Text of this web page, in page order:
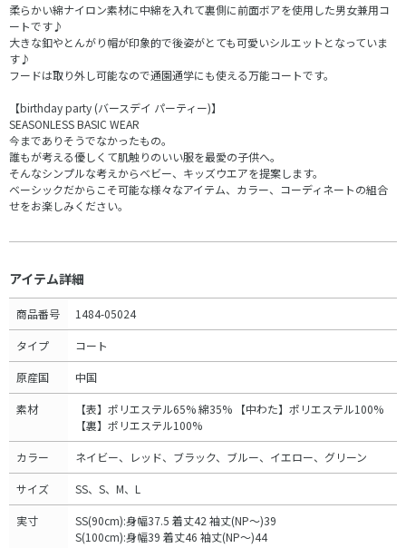
柔らかい綿ナイロン素材に中綿を入れて裏側に前面ボアを使用した男女兼用コ
ートです♪
大きな釦やとんがり帽が印象的で後姿がとても可愛いシルエットとなっていま
す♪
フードは取り外し可能なので通園通学にも使える万能コートです。
【birthday party (バースデイ パーティー)】
SEASONLESS BASIC WEAR
今までありそうでなかったもの。
誰もが考える優しくて肌触りのいい服を最愛の子供へ。
そんなシンプルな考えからベビー、キッズウエアを提案します。
ベーシックだからこそ可能な様々なアイテム、カラー、コーディネートの組合
せをお楽しみください。
アイテム詳細
商品番号 1484-05024
タイプ コート
原産国 中国
素材
【表】ポリエステル65% 綿35% 【中わた】ポリエステル100%
【裏】ポリエステル100%
カラー ネイビー、レッド、ブラック、ブルー、イエロー、グリーン
サイズ SS、S、M、L
実寸
SS(90cm):身幅37.5 着丈42 袖丈(NP～)39
S(100cm):身幅39 着丈46 袖丈(NP～)44